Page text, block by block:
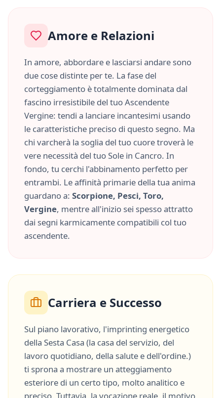
Amore e Relazioni
In amore, abbordare e lasciarsi andare sono
due cose distinte per te. La fase del
corteggiamento è totalmente dominata dal
fascino irresistibile del tuo Ascendente
Vergine: tendi a lanciare incantesimi usando
le caratteristiche preciso di questo segno. Ma
chi varcherà la soglia del tuo cuore troverà le
vere necessità del tuo Sole in Cancro. In
fondo, tu cerchi l'abbinamento perfetto per
entrambi. Le affinità primarie della tua anima
guardano a: Scorpione, Pesci, Toro,
Vergine, mentre all'inizio sei spesso attratto
dai segni karmicamente compatibili col tuo
ascendente.
Carriera e Successo
Sul piano lavorativo, l'imprinting energetico
della Sesta Casa (la casa del servizio, del
lavoro quotidiano, della salute e dell'ordine.)
ti sprona a mostrare un atteggiamento
esteriore di un certo tipo, moltoanalitico e